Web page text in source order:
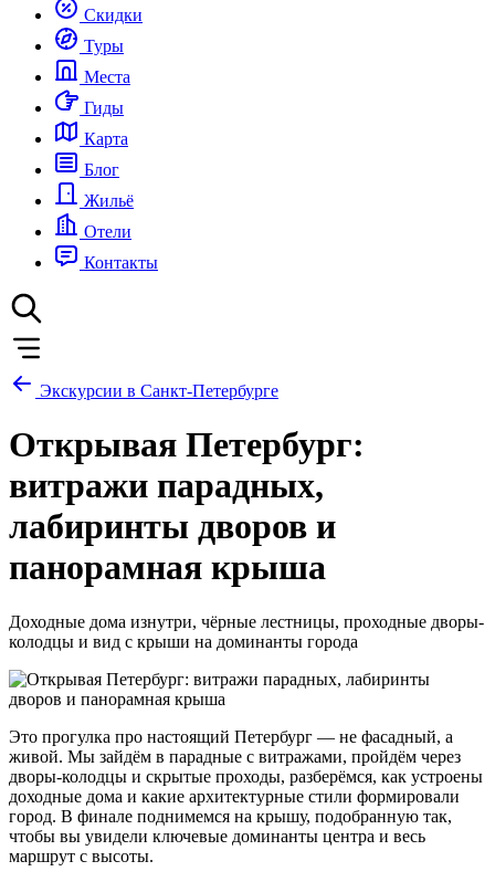
Скидки
Туры
Места
Гиды
Карта
Блог
Жильё
Отели
Контакты
Экскурсии в Санкт-Петербурге
Открывая Петербург:
витражи парадных,
лабиринты дворов и
панорамная крыша
Доходные дома изнутри, чёрные лестницы, проходные дворы-
колодцы и вид с крыши на доминанты города
Это прогулка про настоящий Петербург — не фасадный, а
живой. Мы зайдём в парадные с витражами, пройдём через
дворы-колодцы и скрытые проходы, разберёмся, как устроены
доходные дома и какие архитектурные стили формировали
город. В финале поднимемся на крышу, подобранную так,
чтобы вы увидели ключевые доминанты центра и весь
маршрут с высоты.